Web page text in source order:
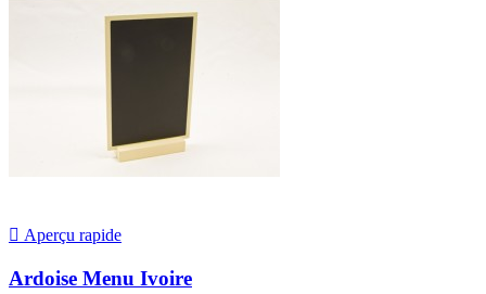
 Aperçu rapide
Ardoise Menu Ivoire